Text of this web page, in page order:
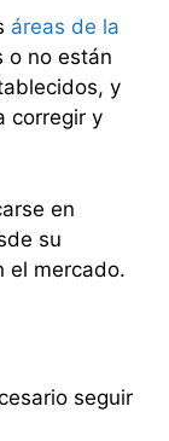
áreas de la
o no están
y
corregir y
en
su
el mercado.
seguir